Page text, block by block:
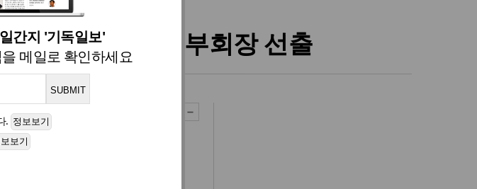
간지 '기독일보'
메일로 확인하세요
.
규 회장-유근준 부회장 선출